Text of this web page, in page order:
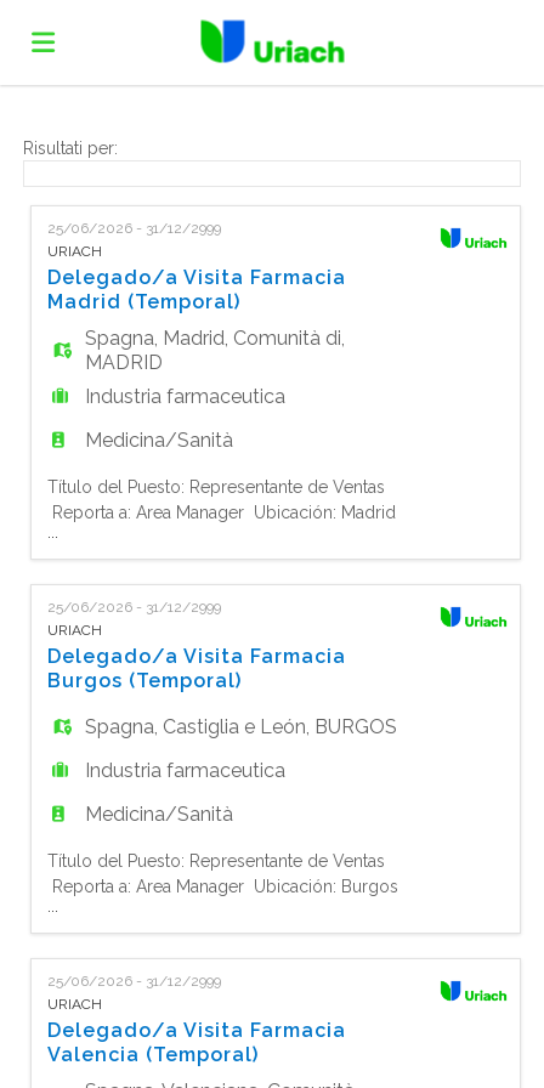
Offerte
di
lavoro
Carica
ilLogin
FR
IT
ES
PT
Risultati per:
25/06/2026 - 31/12/2999
URIACH
Delegado/a Visita Farmacia
Madrid (Temporal)
Spagna, Madrid, Comunità di,
MADRID
Industria farmaceutica
Medicina/Sanità
Título del Puesto: Representante de Ventas
Reporta a: Area Manager Ubicación: Madrid
Tipo de Contrato: Tiempo completo -
temporal Resumen del Puesto:
El Representante de Ventas es responsable de impulsar las
25/06/2026 - 31/12/2999
URIACH
Delegado/a Visita Farmacia
Burgos (Temporal)
Spagna, Castiglia e León, BURGOS
Industria farmaceutica
Medicina/Sanità
Título del Puesto: Representante de Ventas
Reporta a: Area Manager Ubicación: Burgos
Tipo de Contrato: Tiempo completo -
temporal Resumen del Puesto:
El Representante de Ventas es responsable de impulsar las
25/06/2026 - 31/12/2999
URIACH
Delegado/a Visita Farmacia
Valencia (Temporal)